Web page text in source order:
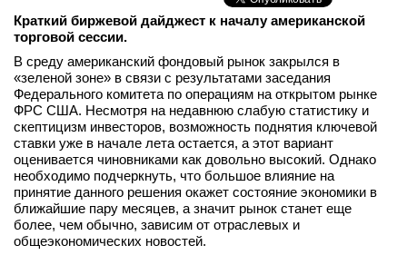
Мероприятия
Новости
Интервью
вконтакте
телеграм
Краткий биржевой дайджест к началу американской
торговой сессии.
В среду американский фондовый рынок закрылся в
«зеленой зоне» в связи с результатами заседания
Федерального комитета по операциям на открытом рынке
ФРС США. Несмотря на недавнюю слабую статистику и
скептицизм инвесторов, возможность поднятия ключевой
ставки уже в начале лета остается, а этот вариант
оценивается чиновниками как довольно высокий. Однако
необходимо подчеркнуть, что большое влияние на
принятие данного решения окажет состояние экономики в
ближайшие пару месяцев, а значит рынок станет еще
более, чем обычно, зависим от отраслевых и
общеэкономических новостей.